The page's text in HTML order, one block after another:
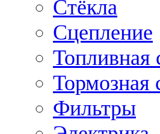
Стёкла
Сцепление
Топливная
Тормозная
Фильтры